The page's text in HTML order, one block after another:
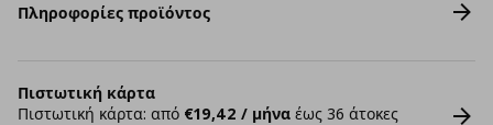
Πληροφορίες προϊόντος
Πιστωτική κάρτα
Πιστωτική κάρτα: από €19,42 / μήνα έως 36 άτοκες